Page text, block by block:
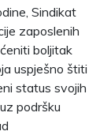
Sindikat
zaposlenih
boljitak
uspješno štiti
status svojih
podršku